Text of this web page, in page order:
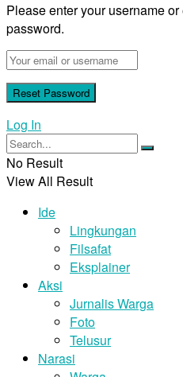
Please enter your username
password.
Log In
No Result
View All Result
Ide
Lingkungan
Filsafat
Eksplainer
Aksi
Jurnalis Warga
Foto
Telusur
Narasi